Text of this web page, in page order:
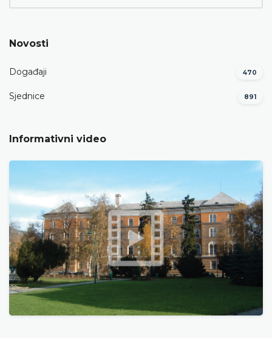
Novosti
Događaji 470
Sjednice 891
Informativni video